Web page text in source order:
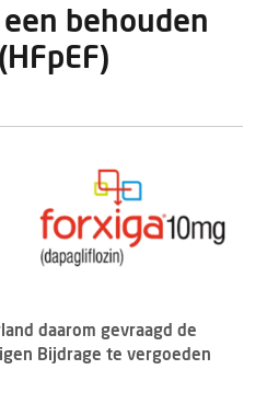
behouden
daarom gevraagd de
Bijdrage te vergoeden